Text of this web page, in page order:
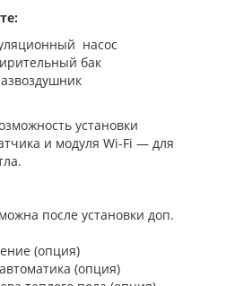
насос
бак
установки
и модуля Wi-Fi — для
после установки доп.
(опция)
(опция)